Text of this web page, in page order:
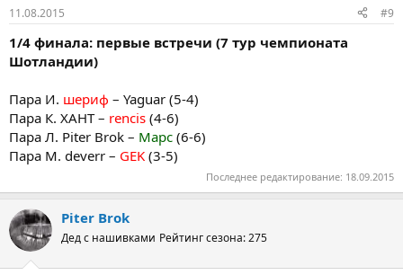
11.08.2015 #9
1/4 финала: первые встречи (7 тур чемпионата
Шотландии)
Пара И. шериф – Yaguar (5-4)
Пара К. ХАНТ – rencis (4-6)
Пара Л. Piter Brok – Марс (6-6)
Пара М. deverr – GEK (3-5)
Последнее редактирование: 18.09.2015
Piter Brok
Дед с нашивками Рейтинг сезона: 275